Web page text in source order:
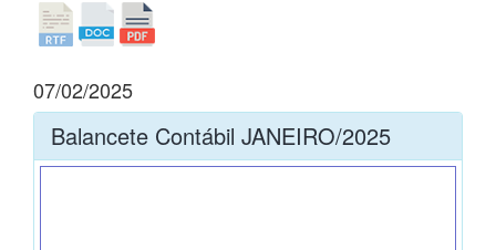
07/02/2025
Balancete Contábil JANEIRO/2025